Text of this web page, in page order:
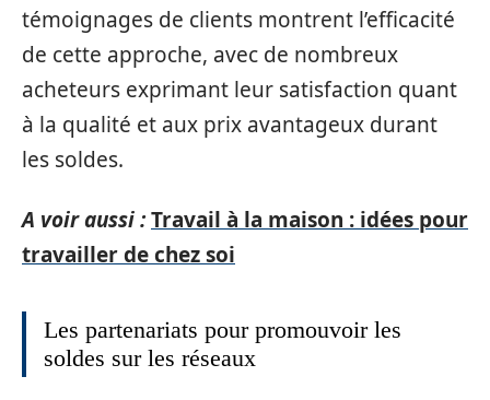
témoignages de clients montrent l’efficacité
de cette approche, avec de nombreux
acheteurs exprimant leur satisfaction quant
à la qualité et aux prix avantageux durant
les soldes.
A voir aussi :Travail à la maison : idées pour
travailler de chez soi
Les partenariats pour promouvoir les
soldes sur les réseaux